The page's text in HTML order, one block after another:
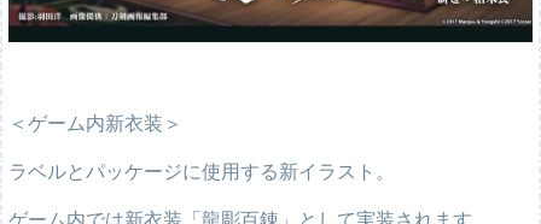
＜ゲーム内新衣装＞
ラベルとパッケージに使用する新イラスト。
ゲーム内では新衣装「龍彫百錬」として実装されます。